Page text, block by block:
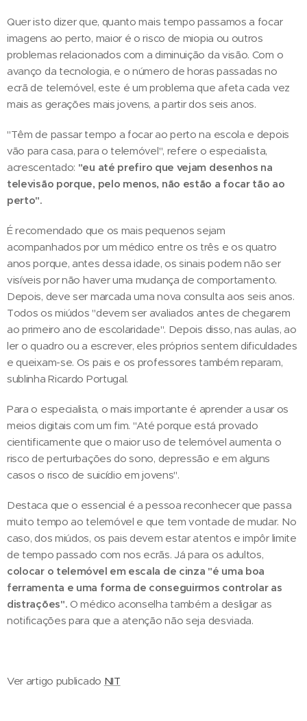
Quer isto dizer que, quanto mais tempo passamos a focar
imagens ao perto, maior é o risco de miopia ou outros
problemas relacionados com a diminuição da visão. Com o
avanço da tecnologia, e o número de horas passadas no
ecrã de telemóvel, este é um problema que afeta cada vez
mais as gerações mais jovens, a partir dos seis anos.
"Têm de passar tempo a focar ao perto na escola e depois
vão para casa, para o telemóvel", refere o especialista,
acrescentado: "eu até prefiro que vejam desenhos na
televisão porque, pelo menos, não estão a focar tão ao
perto".
É recomendado que os mais pequenos sejam
acompanhados por um médico entre os três e os quatro
anos porque, antes dessa idade, os sinais podem não ser
visíveis por não haver uma mudança de comportamento.
Depois, deve ser marcada uma nova consulta aos seis anos.
Todos os miúdos "devem ser avaliados antes de chegarem
ao primeiro ano de escolaridade". Depois disso, nas aulas, ao
ler o quadro ou a escrever, eles próprios sentem dificuldades
e queixam-se. Os pais e os professores também reparam,
sublinha Ricardo Portugal.
Para o especialista, o mais importante é aprender a usar os
meios digitais com um fim. "Até porque está provado
cientificamente que o maior uso de telemóvel aumenta o
risco de perturbações do sono, depressão e em alguns
casos o risco de suicídio em jovens".
Destaca que o essencial é a pessoa reconhecer que passa
muito tempo ao telemóvel e que tem vontade de mudar. No
caso, dos miúdos, os pais devem estar atentos e impôr limite
de tempo passado com nos ecrãs. Já para os adultos,
colocar o telemóvel em escala de cinza "é uma boa
ferramenta e uma forma de conseguirmos controlar as
distrações". O médico aconselha também a desligar as
notificações para que a atenção não seja desviada.
Ver artigo publicado NIT